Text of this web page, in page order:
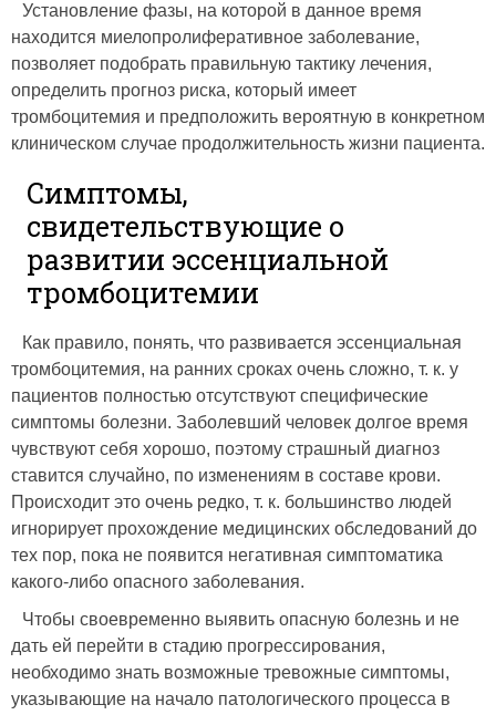
Установление фазы, на которой в данное время
находится миелопролиферативное заболевание,
позволяет подобрать правильную тактику лечения,
определить прогноз риска, который имеет
тромбоцитемия и предположить вероятную в конкретном
клиническом случае продолжительность жизни пациента.
Симптомы,
свидетельствующие о
развитии эссенциальной
тромбоцитемии
Как правило, понять, что развивается эссенциальная
тромбоцитемия, на ранних сроках очень сложно, т. к. у
пациентов полностью отсутствуют специфические
симптомы болезни. Заболевший человек долгое время
чувствуют себя хорошо, поэтому страшный диагноз
ставится случайно, по изменениям в составе крови.
Происходит это очень редко, т. к. большинство людей
игнорирует прохождение медицинских обследований до
тех пор, пока не появится негативная симптоматика
какого-либо опасного заболевания.
Чтобы своевременно выявить опасную болезнь и не
дать ей перейти в стадию прогрессирования,
необходимо знать возможные тревожные симптомы,
указывающие на начало патологического процесса в